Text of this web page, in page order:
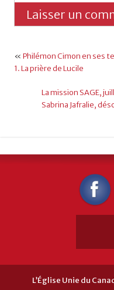
« Philémon Cimon en ses
1. La prière de Lucile
La mission SAGE,
Sabrina Jafralie,
L’Église Unie du